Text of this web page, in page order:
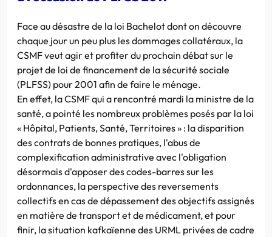
Face au désastre de la loi Bachelot dont on découvre
chaque jour un peu plus les dommages collatéraux, la
CSMF veut agir et profiter du prochain débat sur le
projet de loi de financement de la sécurité sociale
(PLFSS) pour 2001 afin de faire le ménage.
En effet, la CSMF qui a rencontré mardi la ministre de la
santé, a pointé les nombreux problèmes posés par la loi
« Hôpital, Patients, Santé, Territoires » : la disparition
des contrats de bonnes pratiques, l'abus de
complexification administrative avec l'obligation
désormais d'apposer des codes-barres sur les
ordonnances, la perspective des reversements
collectifs en cas de dépassement des objectifs assignés
en matière de transport et de médicament, et pour
finir, la situation kafkaïenne des URML privées de cadre